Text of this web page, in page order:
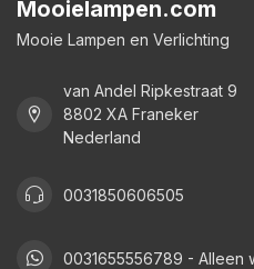
Mooielampen.com
Mooie Lampen en Verlichting
van Andel Ripkestraat 9
8802 XA Franeker
Nederland
0031850606505
0031655556789 - Alleen